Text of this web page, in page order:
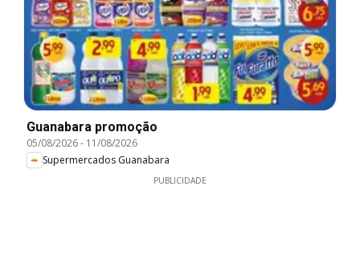
Guanabara promoção
05/08/2026- 11/08/2026
Supermercados Guanabara
PUBLICIDADE